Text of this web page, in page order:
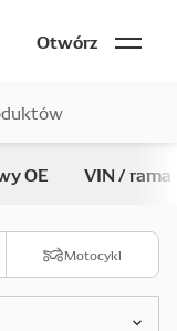
Otwórz
OE VIN / rama
Motocykl